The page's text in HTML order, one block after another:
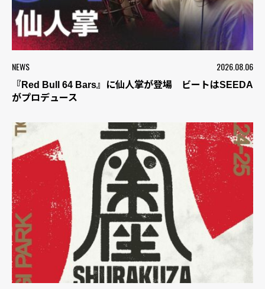
NEWS 2026.08.06
『Red Bull 64 Bars』に仙人掌が登場 ビートはSEEDA
がプロデュース